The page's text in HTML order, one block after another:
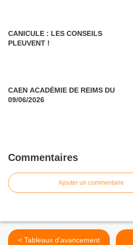
CANICULE : LES CONSEILS
PLEUVENT !
CAEN ACADÉMIE DE REIMS DU
09/06/2026
Commentaires
Ajouter un commentaire
< Tableaux d’avancement